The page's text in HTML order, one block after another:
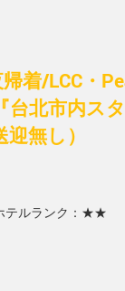
着/LCC・
台北市内ス
無し）
テルランク：★★